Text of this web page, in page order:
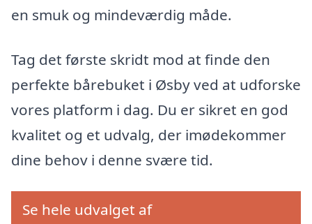
en smuk og mindeværdig måde.
Tag det første skridt mod at finde den
perfekte bårebuket i Øsby ved at udforske
vores platform i dag. Du er sikret en god
kvalitet og et udvalg, der imødekommer
dine behov i denne svære tid.
Se hele udvalget af